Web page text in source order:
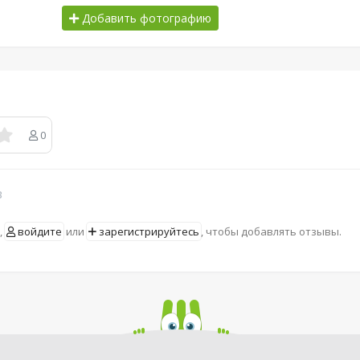
Добавить фотографию
0
войдите или зарегистрируйтесь , чтобы добавлять отзывы.